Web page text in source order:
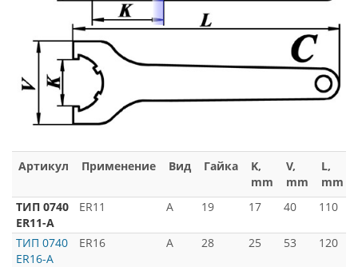
Артикул Применение Вид Гайка
K,
mm
V,
mm
L,
mm
ТИП 0740
ER11-A
ER11 A 19 17 40 110
ТИП 0740
ER16-A
ER16 A 28 25 53 120